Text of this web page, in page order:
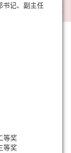
书记、副主任
等奖
等奖